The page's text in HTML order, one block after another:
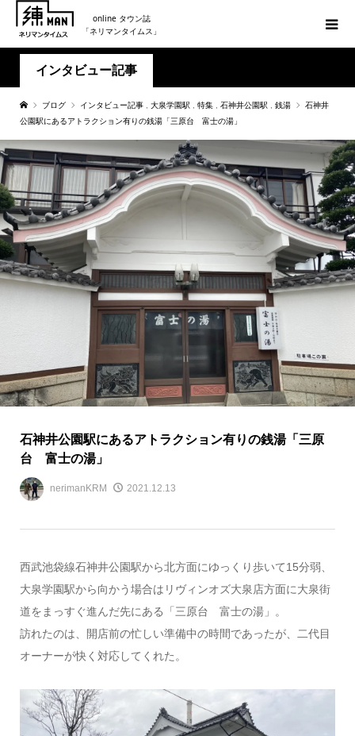
online タウン誌
「ネリマンタイムス」
インタビュー記事
ブログ インタビュー記事 大泉学園駅 特集 石神井公園駅 銭湯
石神井
公園駅にあるアトラクション有りの銭湯「三原台 富士の湯」
石神井公園駅にあるアトラクション有りの銭湯「三原
台 富士の湯」
nerimanKRM 2021.12.13
西武池袋線石神井公園駅から北方面にゆっくり歩いて15分弱、
大泉学園駅から向かう場合はリヴィンオズ大泉店方面に大泉街
道をまっすぐ進んだ先にある「三原台 富士の湯」。
訪れたのは、開店前の忙しい準備中の時間であったが、二代目
オーナーが快く対応してくれた。